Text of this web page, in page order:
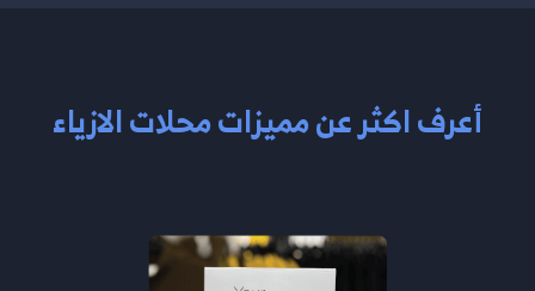
أعرف اكثر عن مميزات محلات الازياء